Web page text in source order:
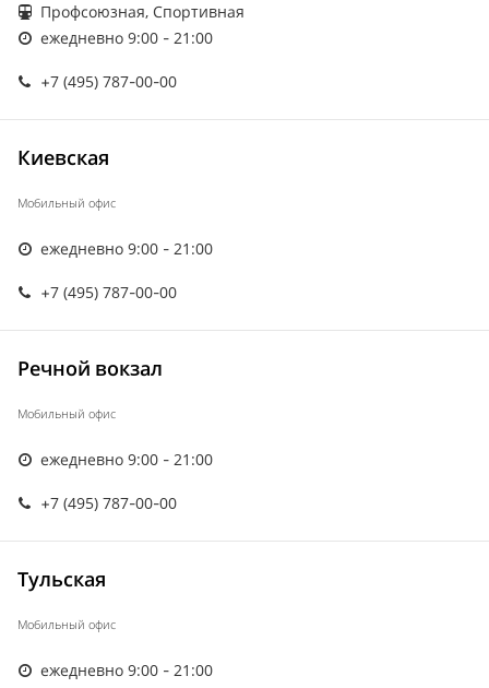
Профсоюзная, Спортивная
ежедневно 9:00 - 21:00
+7 (495) 787-00-00
Киевская
Мобильный офис
ежедневно 9:00 - 21:00
+7 (495) 787-00-00
Речной вокзал
Мобильный офис
ежедневно 9:00 - 21:00
+7 (495) 787-00-00
Тульская
Мобильный офис
ежедневно 9:00 - 21:00